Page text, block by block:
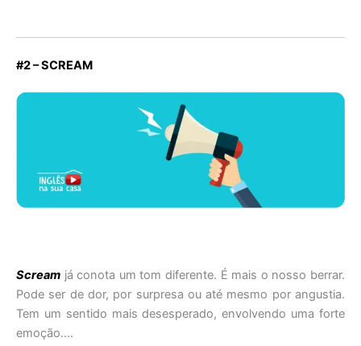
#2 – SCREAM
Scream já conota um tom diferente. É mais o nosso berrar.
Pode ser de dor, por surpresa ou até mesmo por angustia.
Tem um sentido mais desesperado, envolvendo uma forte
emoção….